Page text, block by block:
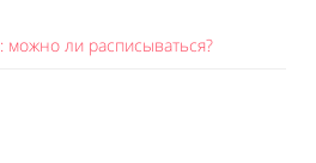
можно ли расписываться?